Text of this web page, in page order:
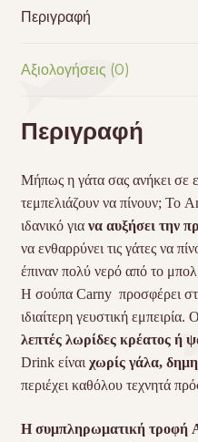
Περιγραφή
Αξιολογήσεις (0)
Περιγραφή
Μήπως η γάτα σας ανήκει σε
τεμπελιάζουν να πίνουν; Το
ιδανικό για να αυξήσει την
να ενθαρρύνει τις γάτες να
έπιναν πολύ νερό από το
Η σούπα Carny προσφέρει
ιδιαίτερη γευστική εμπειρία.
λεπτές λωρίδες κρέατος ή
Drink είναι χωρίς γάλα,
περιέχει καθόλου τεχνητά
Η συμπληρωματική τροφή